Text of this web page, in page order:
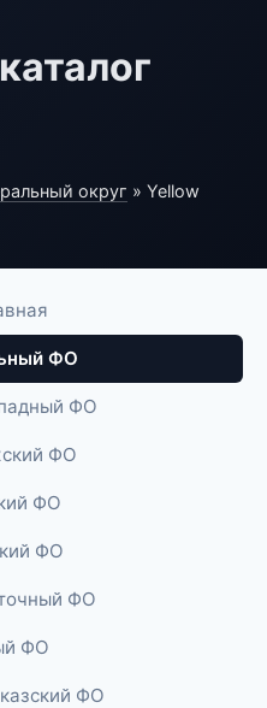
округ » Yellow
ФО
ФО
ФО
ФО
ФО
ФО
ФО
ФО